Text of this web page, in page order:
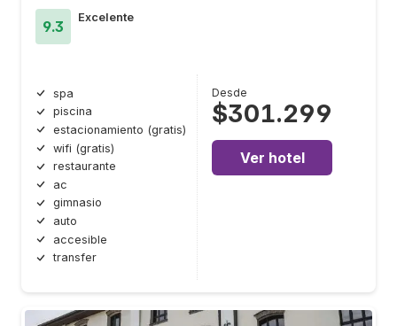
9.3
Excelente
spa
piscina
estacionamiento (gratis)
wifi (gratis)
restaurante
ac
gimnasio
auto
accesible
transfer
Desde
$301.299
Ver hotel